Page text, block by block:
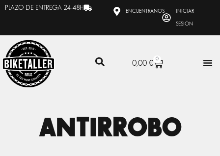
PLAZO DE ENTREGA 24-48H
ENCUENTRANOS INICIAR
SESIÓN
0,00€
0
CARRITO
ANTIRROBO